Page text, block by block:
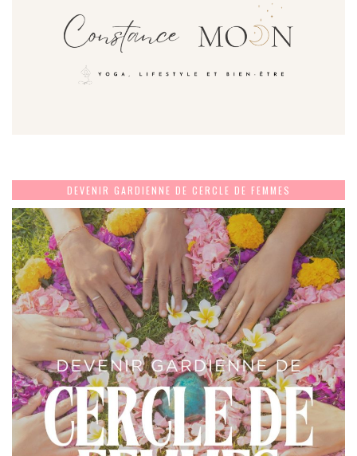
DEVENIR GARDIENNE DE CERCLE DE FEMMES